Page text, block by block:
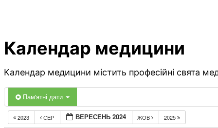
Календар медицини
Календар медицини містить професійні свята
Пам'ятні дати
2023 СЕР ВЕРЕСЕНЬ 2024 ЖОВ 2025